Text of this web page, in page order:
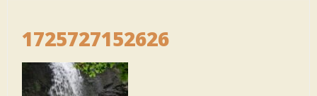
1725727152626